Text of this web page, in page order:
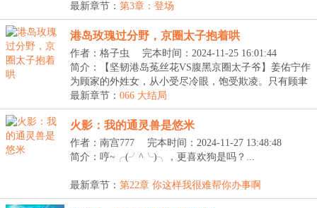
无关...
最新章节： 第3章：登场
港岛玫瑰过分野，京圈太子抱着哄
作者：格子虫
完本时间：2024-11-25 16:01:44
简介：【坚韧港岛菟丝花VS腹黑京圈太子爷】姜佑宁作
为顾家的外姓女，从小受尽冷眼，饱受欺凌。只有顾聿
衍...
最新章节： 066 大结局
火影：我的通灵兽是悠米
作者：南宫777
完本时间：2024-11-27 13:48:48
简介：哼~╭(╯^╰)╮，更喜欢狗是吗？...
最新章节： 第22章 你这样我很难帮你办事啊